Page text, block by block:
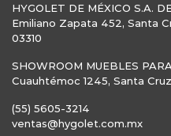
HYGOLET DE MÉXICO S.A.
Emiliano Zapata 452, Santa
03310
SHOWROOM MUEBLES
Cuauhtémoc 1245, Santa
(55) 5605-3214
ventas@hygolet.com.mx